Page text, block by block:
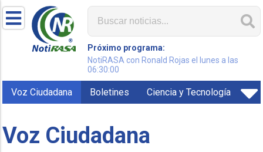
Próximo programa:
NotiRASA con Ronald Rojas el lunes a las
06:30:00
Voz Ciudadana Boletines Ciencia y Tecnología
Voz Ciudadana